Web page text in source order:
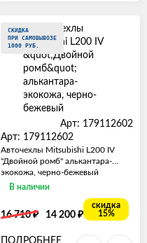
СКИДКА
ПРИ САМОВЫВОЗЕ
1000 РУБ.
Арт: 179112602
Арт: 179112602
Авточехлы Mitsubishi L200 IV
"Двойной ромб" алькантара-
экокожа, черно-бежевый
В наличии
16 710₽ 14 200 ₽
скидка
15%
ПОДРОБНЕЕ